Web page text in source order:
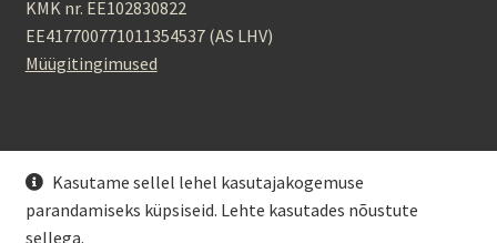
Kasutame sellel lehel kasutajakogemuse
parandamiseks küpsiseid. Lehte kasutades nõustute
sellega.
KMK nr. EE102830822
EE417700771011354537 (AS LHV)
Müügitingimused
© Minimaalia 2026